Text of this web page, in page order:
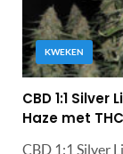
KWEKEN
CBD 1:1
Haze met
CBD 1:1 Silver